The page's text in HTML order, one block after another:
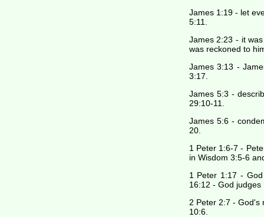
James 1:19 - let
5:11.
James 2:23 - it
was reckoned to
James 3:13 -
3:17.
James 5:3 -
29:10-11.
James 5:6 -
20.
1 Peter 1:6-7 -
in Wisdom 3:5-6
1 Peter 1:17 -
16:12 - God
2 Peter 2:7 - God's
10:6.